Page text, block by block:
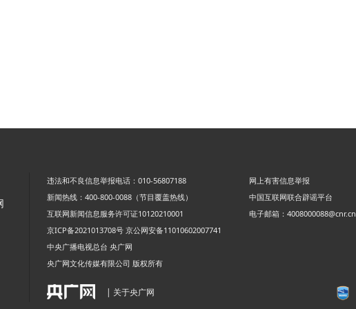
违法和不良信息举报电话：010-56807188
网上有害信息举报
新闻热线：400-800-0088（节目覆盖热线）
中国互联网联合辟谣平台
互联网新闻信息服务许可证10120210001
电子邮箱：4008000088@cnr.cn
京ICP备2021013708号 京公网安备11010602007741
中央广播电视总台 央广网
央广网文化传媒有限公司 版权所有
| 关于央广网